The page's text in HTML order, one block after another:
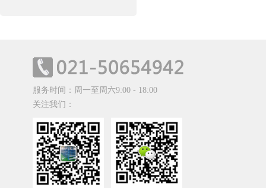
服务时间：周一至周六9:00 - 18:00
关注我们：